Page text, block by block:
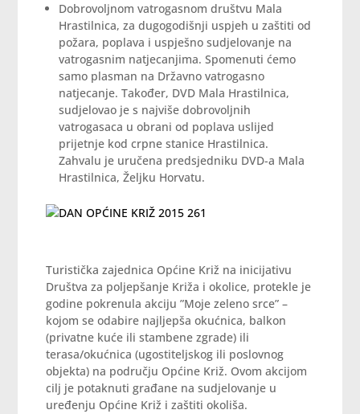
Dobrovoljnom vatrogasnom društvu Mala
Hrastilnica, za dugogodišnji uspjeh u zaštiti od
požara, poplava i uspješno sudjelovanje na
vatrogasnim natjecanjima. Spomenuti ćemo
samo plasman na Državno vatrogasno
natjecanje. Također, DVD Mala Hrastilnica,
sudjelovao je s najviše dobrovoljnih
vatrogasaca u obrani od poplava uslijed
prijetnje kod crpne stanice Hrastilnica.
Zahvalu je uručena predsjedniku DVD-a Mala
Hrastilnica, Željku Horvatu.
Turistička zajednica Općine Križ na inicijativu
Društva za poljepšanje Križa i okolice, protekle je
godine pokrenula akciju ”Moje zeleno srce” –
kojom se odabire najljepša okućnica, balkon
(privatne kuće ili stambene zgrade) ili
terasa/okućnica (ugostiteljskog ili poslovnog
objekta) na području Općine Križ. Ovom akcijom
cilj je potaknuti građane na sudjelovanje u
uređenju Općine Križ i zaštiti okoliša.